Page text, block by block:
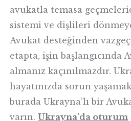
avukatla temasa
sistemi ve dişlileri
Avukat desteğinden
etapta, işin başlangıcında
almanız kaçınılmazdır.
hayatınızda sorun
burada Ukrayna’lı bir
varın.Ukrayna’da oturum